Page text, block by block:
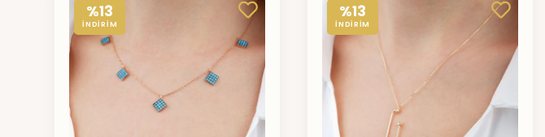
%13
İNDİRİM
%13
İNDİRİM